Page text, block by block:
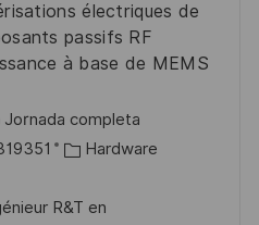
électriques de
passifs RF
à base de MEMS
Jornada completa
C
t
Hardware
R&T en